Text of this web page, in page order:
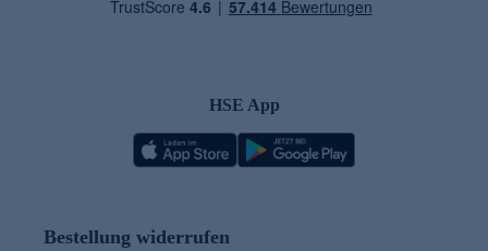
HSE App
Bestellung widerrufen